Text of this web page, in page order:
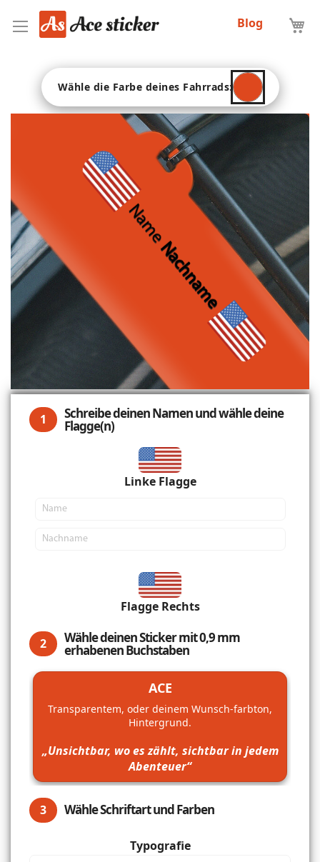
Blog
1 Schreibe deinen Namen und wähle deine
Flagge(n)
Linke Flagge
Flagge Rechts
2 Wähle deinen Sticker mit 0,9 mm
erhabenen Buchstaben
ACE
Transparentem, oder deinem Wunsch-farbton,
Hintergrund.
„Unsichtbar, wo es zählt, sichtbar in jedem
Abenteuer“
3 Wähle Schriftart und Farben
Typografie
Wähle die Farbe deines Fahrrads:
Name
Nachname